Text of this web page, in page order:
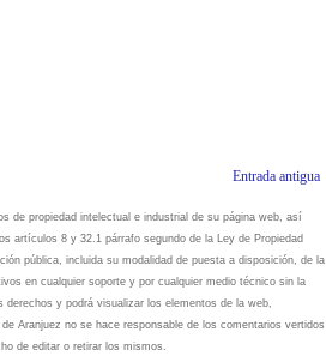
Entrada antigua
de propiedad intelectual e industrial de su página web, así
artículos 8 y 32.1 párrafo segundo de la Ley de Propiedad
pública, incluida su modalidad de puesta a disposición, de la
en cualquier soporte y por cualquier medio técnico sin la
y podrá visualizar los elementos de la web,
Aranjuez no se hace responsable de los comentarios vertidos
de editar o retirar los mismos.